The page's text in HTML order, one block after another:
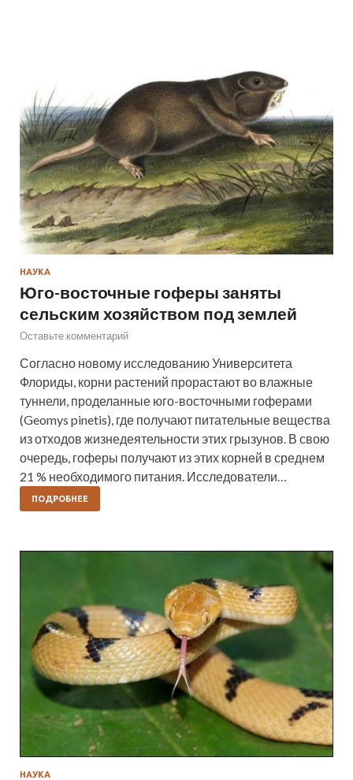
НАУКА
Юго-восточные гоферы заняты
сельским хозяйством под землей
Оставьте комментарий
Согласно новому исследованию Университета
Флориды, корни растений прорастают во влажные
туннели, проделанные юго-восточными гоферами
(Geomys pinetis), где получают питательные вещества
из отходов жизнедеятельности этих грызунов. В свою
очередь, гоферы получают из этих корней в среднем
21 % необходимого питания. Исследователи…
ПОДРОБНЕЕ
НАУКА